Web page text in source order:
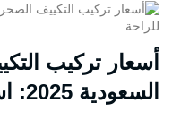
أسعار تركيب
السعودية 2025: استثمار حكيم للراحة